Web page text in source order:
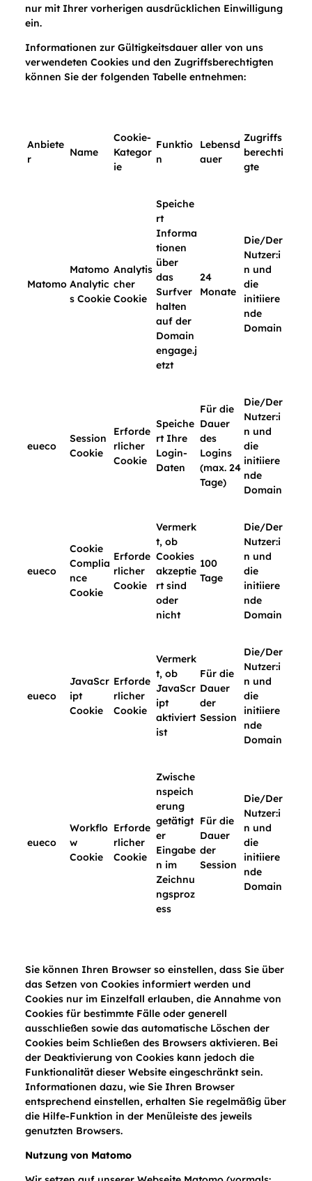
nur mit Ihrer vorherigen ausdrücklichen Einwilligung
ein.
Informationen zur Gültigkeitsdauer aller von uns
verwendeten Cookies und den Zugriffsberechtigten
können Sie der folgenden Tabelle entnehmen:
Anbiete
r
Name
Cookie-
Kategor
ie
Funktio
n
Lebensd
auer
Zugriffs
berechti
gte
Matomo
Matomo
Analytic
s Cookie
Analytis
cher
Cookie
Speiche
rt
Informa
tionen
über
das
Surfver
halten
auf der
Domain
engage.j
etzt
24
Monate
Die/Der
Nutzer:i
n und
die
initiiere
nde
Domain
eueco
Session
Cookie
Erforde
rlicher
Cookie
Speiche
rt Ihre
Login-
Daten
Für die
Dauer
des
Logins
(max. 24
Tage)
Die/Der
Nutzer:i
n und
die
initiiere
nde
Domain
eueco
Cookie
Complia
nce
Cookie
Erforde
rlicher
Cookie
Vermerk
t, ob
Cookies
akzeptie
rt sind
oder
nicht
100
Tage
Die/Der
Nutzer:i
n und
die
initiiere
nde
Domain
eueco
JavaScr
ipt
Cookie
Erforde
rlicher
Cookie
Vermerk
t, ob
JavaScr
ipt
aktiviert
ist
Für die
Dauer
der
Session
Die/Der
Nutzer:i
n und
die
initiiere
nde
Domain
eueco
Workflo
w
Cookie
Erforde
rlicher
Cookie
Zwische
nspeich
erung
getätigt
er
Eingabe
n im
Zeichnu
ngsproz
ess
Für die
Dauer
der
Session
Die/Der
Nutzer:i
n und
die
initiiere
nde
Domain
Sie können Ihren Browser so einstellen, dass Sie über
das Setzen von Cookies informiert werden und
Cookies nur im Einzelfall erlauben, die Annahme von
Cookies für bestimmte Fälle oder generell
ausschließen sowie das automatische Löschen der
Cookies beim Schließen des Browsers aktivieren. Bei
der Deaktivierung von Cookies kann jedoch die
Funktionalität dieser Website eingeschränkt sein.
Informationen dazu, wie Sie Ihren Browser
entsprechend einstellen, erhalten Sie regelmäßig über
die Hilfe-Funktion in der Menüleiste des jeweils
genutzten Browsers.
Nutzung von Matomo